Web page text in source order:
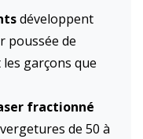
développent
poussée de
garçons que
fractionné
de 50 à